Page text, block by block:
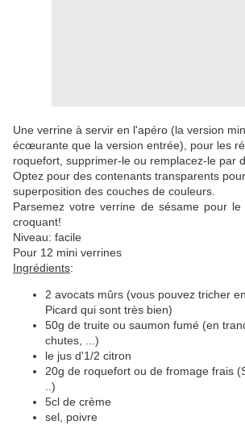
Une verrine à servir en l'apéro (la version
écœurante que la version entrée), pour les
roquefort, supprimer-le ou remplacez-le par
Optez pour des contenants transparents
superposition des couches de couleurs.
Parsemez votre verrine de sésame pour
croquant!
Niveau: facile
Pour 12 mini verrines
Ingrédients:
2 avocats mûrs (vous pouvez tricher
Picard qui sont très bien)
50g de truite ou saumon fumé (en
chutes, ...)
le jus d'1/2 citron
20g de roquefort ou de fromage frais
..)
5cl de crème
sel, poivre